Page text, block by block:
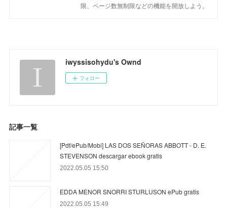
限、ページ数無制限などの機能を開放しよう。
iwyssisohydu's Ownd
フォロー
記事一覧
[Pdf/ePub/Mobi] LAS DOS SEÑORAS ABBOTT - D. E.
STEVENSON descargar ebook gratis
2022.05.05 15:50
EDDA MENOR SNORRI STURLUSON ePub gratis
2022.05.05 15:49